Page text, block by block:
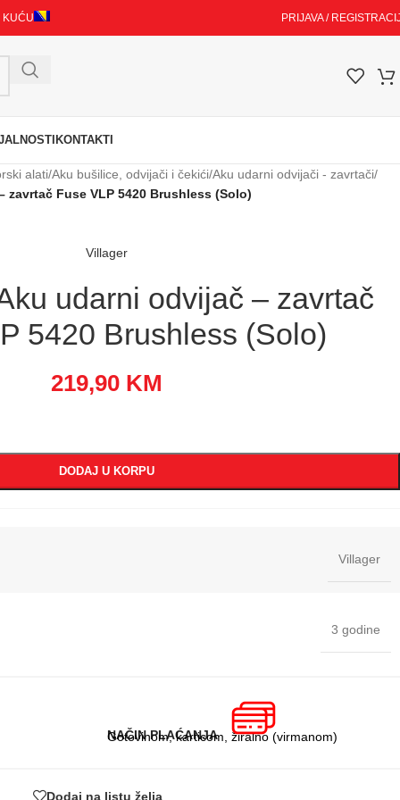
KUĆU PRIJAVA /
KONTAKTI
alati/Aku bušilice, odvijači i čekići/Aku udarni odvijači - zavrtači/
zavrtač Fuse VLP 5420 Brushless (Solo)
Villager
udarni odvijač – zavrtač
5420 Brushless (Solo)
219,90 KM
DODAJ U KORPU
Villager
3 godine
NAČIN PLAĆANJA
Gotovinom, karticom, žiralno (virmanom)
Dodaj na listu želja